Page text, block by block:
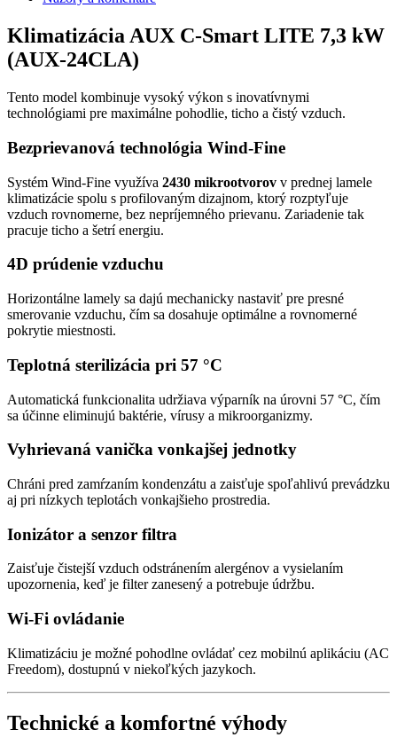
Klimatizácia AUX C-Smart LITE 7,3 kW
(AUX-24CLA)
Tento model kombinuje vysoký výkon s inovatívnymi
technológiami pre maximálne pohodlie, ticho a čistý vzduch.
Bezprievanová technológia Wind-Fine
Systém Wind-Fine využíva 2430 mikrootvorov v prednej lamele
klimatizácie spolu s profilovaným dizajnom, ktorý rozptyľuje
vzduch rovnomerne, bez nepríjemného prievanu. Zariadenie tak
pracuje ticho a šetrí energiu.
4D prúdenie vzduchu
Horizontálne lamely sa dajú mechanicky nastaviť pre presné
smerovanie vzduchu, čím sa dosahuje optimálne a rovnomerné
pokrytie miestnosti.
Teplotná sterilizácia pri 57 °C
Automatická funkcionalita udržiava výparník na úrovni 57 °C, čím
sa účinne eliminujú baktérie, vírusy a mikroorganizmy.
Vyhrievaná vanička vonkajšej jednotky
Chráni pred zamŕzaním kondenzátu a zaisťuje spoľahlivú prevádzku
aj pri nízkych teplotách vonkajšieho prostredia.
Ionizátor a senzor filtra
Zaisťuje čistejší vzduch odstránením alergénov a vysielaním
upozornenia, keď je filter zanesený a potrebuje údržbu.
Wi-Fi ovládanie
Klimatizáciu je možné pohodlne ovládať cez mobilnú aplikáciu (AC
Freedom), dostupnú v niekoľkých jazykoch.
Technické a komfortné výhody